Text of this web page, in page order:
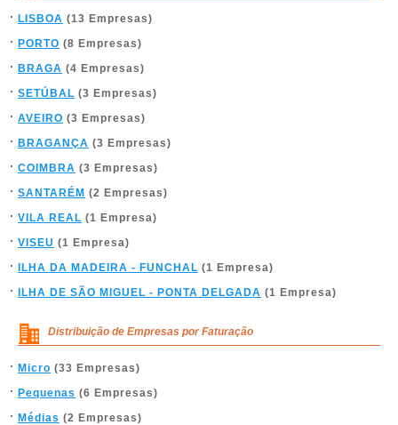
LISBOA (13 Empresas)
PORTO (8 Empresas)
BRAGA (4 Empresas)
SETÚBAL (3 Empresas)
AVEIRO (3 Empresas)
BRAGANÇA (3 Empresas)
COIMBRA (3 Empresas)
SANTARÉM (2 Empresas)
VILA REAL (1 Empresa)
VISEU (1 Empresa)
ILHA DA MADEIRA - FUNCHAL (1 Empresa)
ILHA DE SÃO MIGUEL - PONTA DELGADA (1 Empresa)
Distribuição de Empresas por Faturação
Micro (33 Empresas)
Pequenas (6 Empresas)
Médias (2 Empresas)